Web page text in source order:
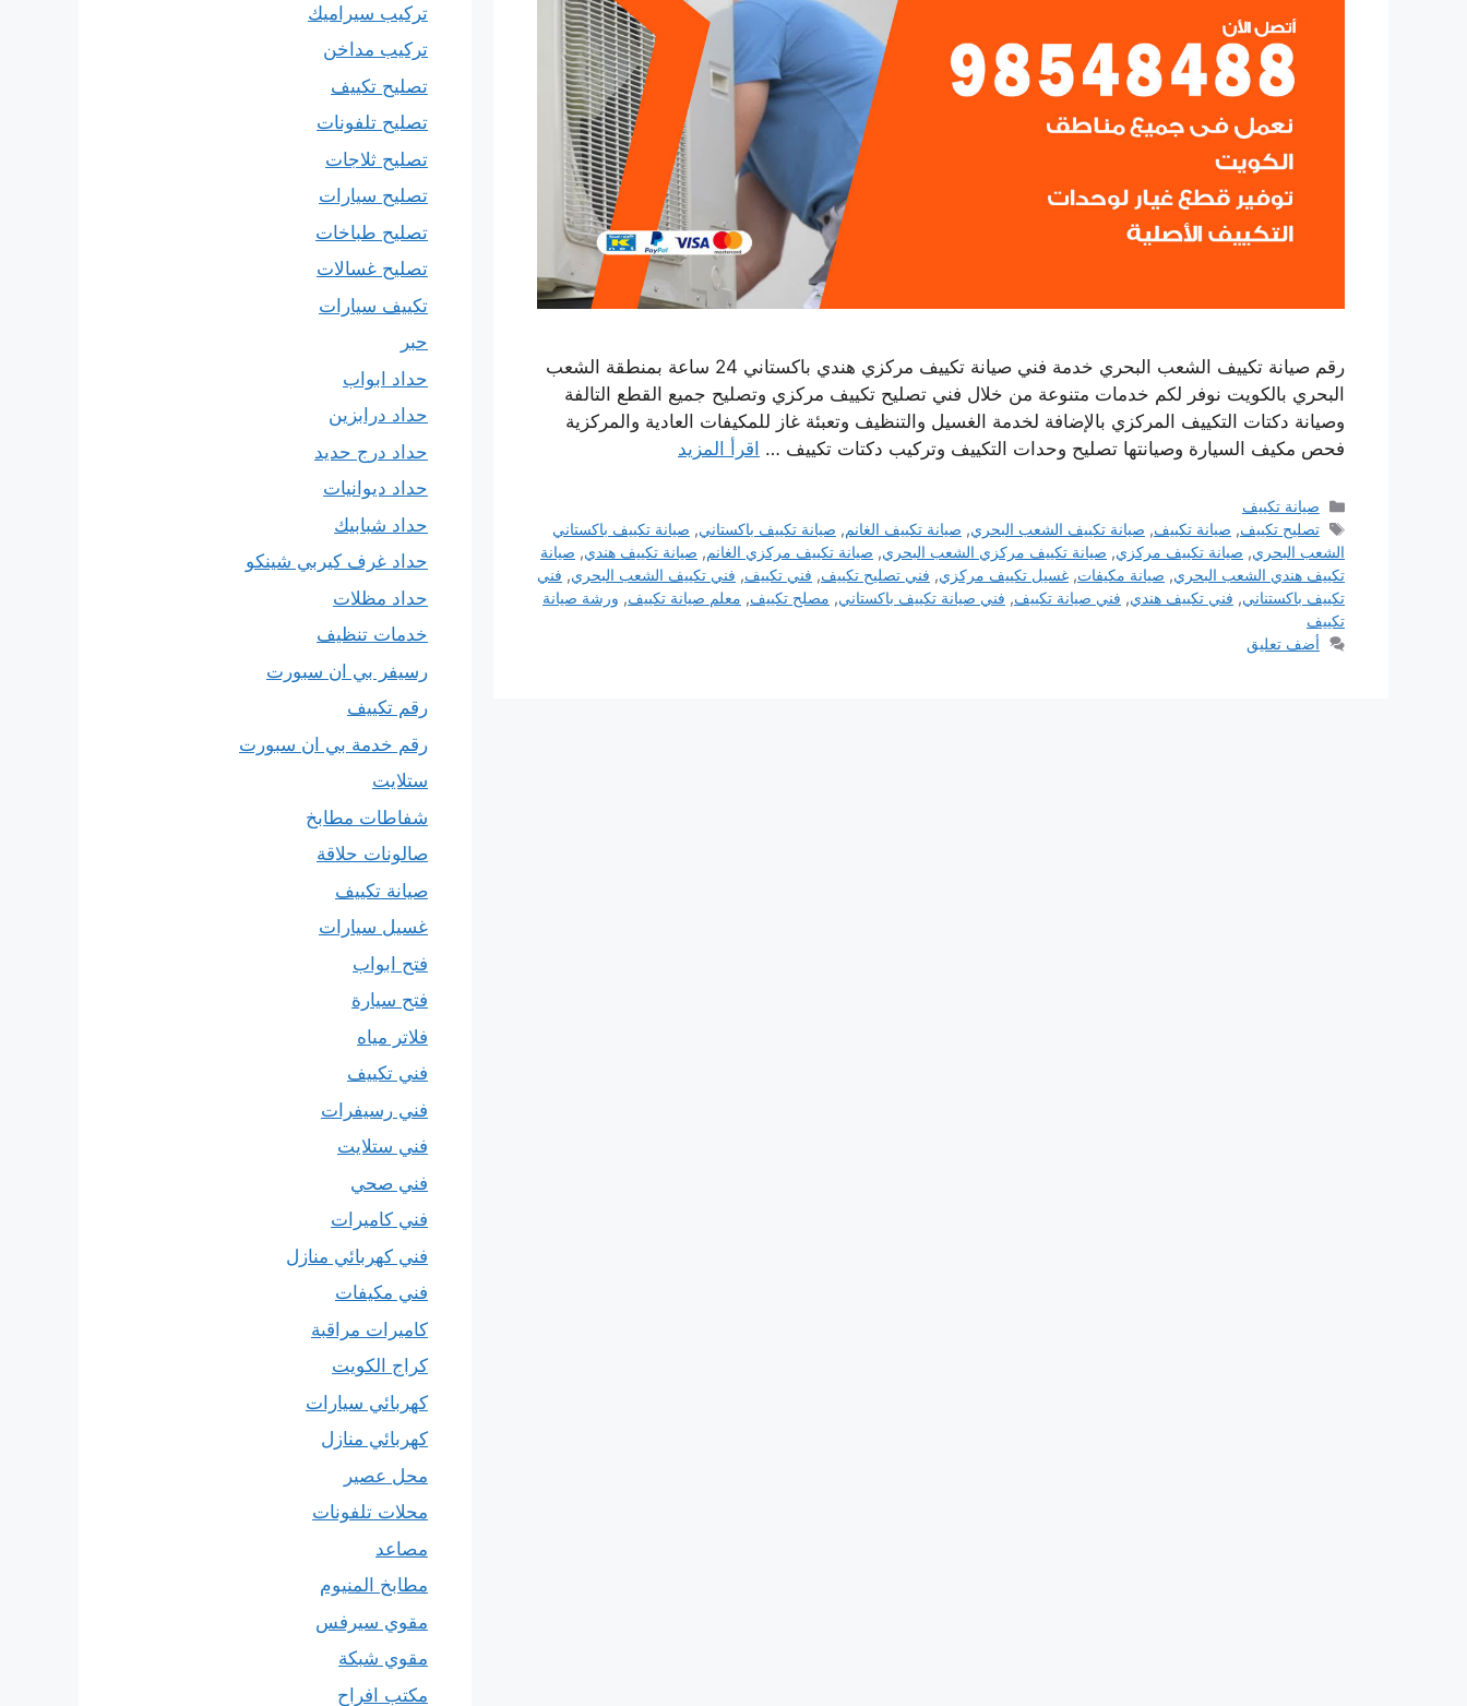
رقم صيانة تكييف الشعب البحري خدمة فني صيانة تكييف مركزي هندي باكستاني 24 ساعة بمنطقة الشعب
البحري بالكويت نوفر لكم خدمات متنوعة من خلال فني تصليح تكييف مركزي وتصليح جميع القطع التالفة
وصيانة دكتات التكييف المركزي بالإضافة لخدمة الغسيل والتنظيف وتعبئة غاز للمكيفات العادية والمركزية
فحص مكيف السيارة وصيانتها تصليح وحدات التكييف وتركيب دكتات تكييف … اقرأ المزيد
التصنيفات
صيانة تكييف
الوسوم
تصليح تكييف, صيانة تكييف, صيانة تكييف الشعب البحري, صيانة تكييف الغانم, صيانة تكييف باكستاني, صيانة تكييف باكستاني
الشعب البحري, صيانة تكييف مركزي, صيانة تكييف مركزي الشعب البحري, صيانة تكييف مركزي الغانم, صيانة تكييف هندي, صيانة
تكييف هندي الشعب البحري, صيانة مكيفات, غسيل تكييف مركزي, فني تصليح تكييف, فني تكييف, فني تكييف الشعب البحري, فني
تكييف باكستناني, فني تكييف هندي, فني صيانة تكييف, فني صيانة تكييف باكستاني, مصلح تكييف, معلم صيانة تكييف, ورشة صيانة
تكييف
أضف تعليق
تركيب سيراميك
تركيب مداخن
تصليح تكييف
تصليح تلفونات
تصليح ثلاجات
تصليح سيارات
تصليح طباخات
تصليح غسالات
تكييف سيارات
حبر
حداد ابواب
حداد درابزين
حداد درج حديد
حداد ديوانيات
حداد شبابيك
حداد غرف كيربي شينكو
حداد مظلات
خدمات تنظيف
رسيفر بي ان سبورت
رقم تكييف
رقم خدمة بي ان سبورت
ستلايت
شفاطات مطابخ
صالونات حلاقة
صيانة تكييف
غسيل سيارات
فتح ابواب
فتح سيارة
فلاتر مياه
فني تكييف
فني رسيفرات
فني ستلايت
فني صحي
فني كاميرات
فني كهربائي منازل
فني مكيفات
كاميرات مراقبة
كراج الكويت
كهربائي سيارات
كهربائي منازل
محل عصير
محلات تلفونات
مصاعد
مطابخ المنيوم
مقوي سيرفس
مقوي شبكة
مكتب افراح